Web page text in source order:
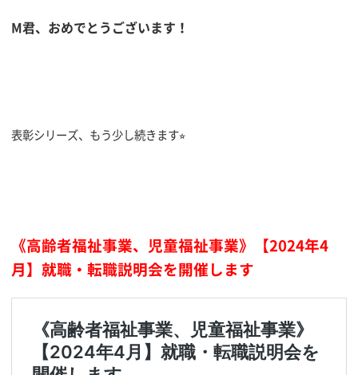
M君、おめでとうございます！
表彰シリーズ、もう少し続きます⭐︎
《高齢者福祉事業、児童福祉事業》【2024年4
月】就職・転職説明会を開催します